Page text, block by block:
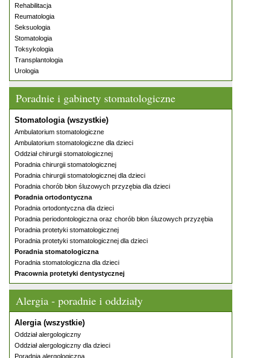
Rehabilitacja
Reumatologia
Seksuologia
Stomatologia
Toksykologia
Transplantologia
Urologia
Poradnie i gabinety stomatologiczne
Stomatologia (wszystkie)
Ambulatorium stomatologiczne
Ambulatorium stomatologiczne dla dzieci
Oddział chirurgii stomatologicznej
Poradnia chirurgii stomatologicznej
Poradnia chirurgii stomatologicznej dla dzieci
Poradnia chorób błon śluzowych przyzębia dla dzieci
Poradnia ortodontyczna
Poradnia ortodontyczna dla dzieci
Poradnia periodontologiczna oraz chorób błon śluzowych przyzębia
Poradnia protetyki stomatologicznej
Poradnia protetyki stomatologicznej dla dzieci
Poradnia stomatologiczna
Poradnia stomatologiczna dla dzieci
Pracownia protetyki dentystycznej
Alergia - poradnie i oddziały
Alergia (wszystkie)
Oddział alergologiczny
Oddział alergologiczny dla dzieci
Poradnia alergologiczna